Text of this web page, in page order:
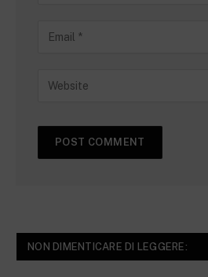
NON DIMENTICARE DI LEGGERE: